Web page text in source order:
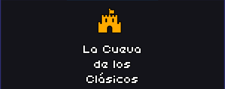
La Cueva
de los
Clásicos